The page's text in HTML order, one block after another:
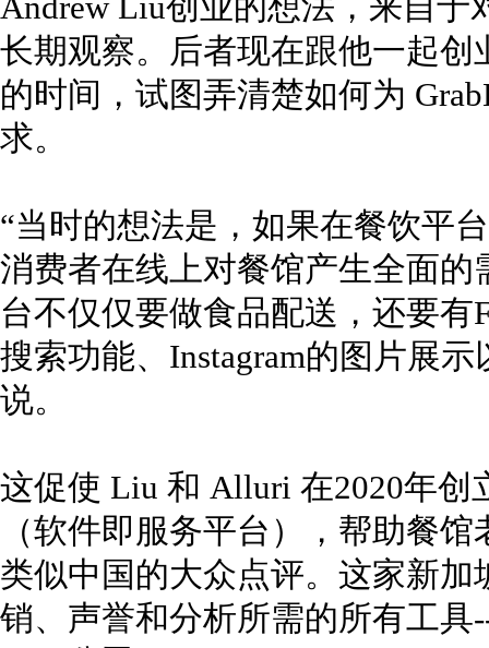
Andrew Liu创业的想法，来自
长期观察。后者现在跟他一起
的时间，试图弄清楚如何为
求。
“当时的想法是，如果在餐饮平
消费者在线上对餐馆产生全面
台不仅仅要做食品配送，还要有
搜索功能、Instagram的图片展
说。
这促使 Liu 和 Alluri 在2020年创
（软件即服务平台），帮助餐
类似中国的大众点评。这家新
销、声誉和分析所需的所有工